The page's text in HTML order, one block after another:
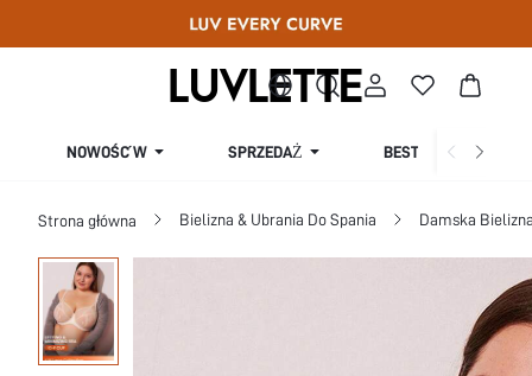
NOWOŚĆ W SPRZEDAŻ BESTSELLERY
Strona główna Bielizna & Ubrania Do Spania Damska